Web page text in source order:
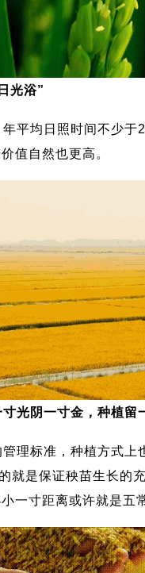
光浴”
均日照时间不少于
值自然也更高。
光阴一寸金，种植留
标准，种植方式上
就是保证秧苗生长的
一寸距离或许就是五